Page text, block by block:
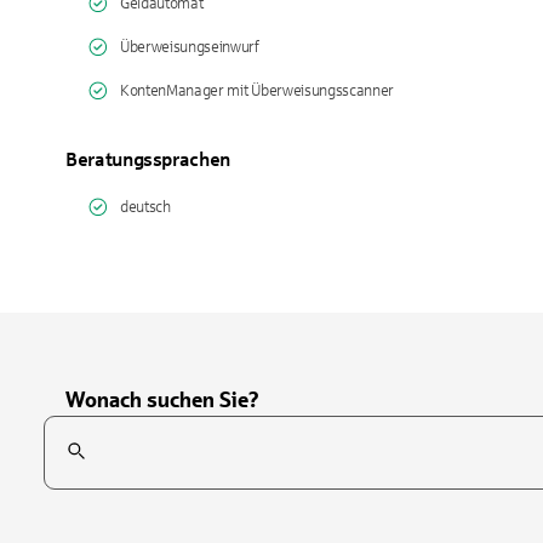
Geldautomat
Überweisungseinwurf
KontenManager mit Überweisungsscanner
Beratungssprachen
deutsch
Wonach suchen Sie?
Suchfeld